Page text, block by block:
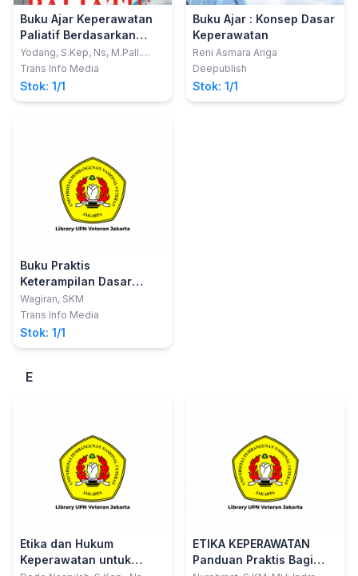
Buku Ajar Keperawatan
Paliatif Berdasarkan
Kurikulum AIPNI 2015
Yodang, S.Kep, Ns, M.Pall.
Care
Trans Info Media
Stok: 1/1
Buku Ajar : Konsep Dasar
Keperawatan
Reni Asmara Ariga
Deepublish
Stok: 1/1
Buku Praktis
Keterampilan Dasar
untuk Mahasiswa
Keperawatan dan
Kebidanan
Wagiran, SKM
Trans Info Media
Stok: 1/1
E
Etika dan Hukum
Keperawatan untuk
ETIKA KEPERAWATAN
Panduan Praktis Bagi